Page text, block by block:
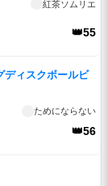
紅茶ソムリエ
👑55
ディスクボールビ
ためにならない
👑56